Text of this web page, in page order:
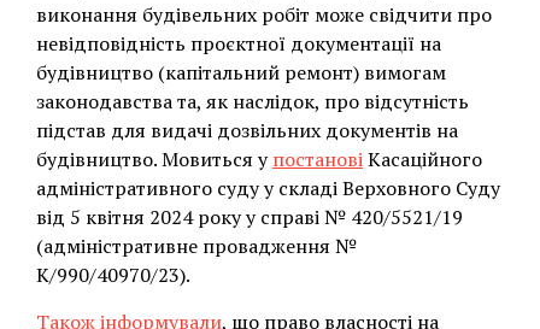
виконання будівельних робіт може свідчити про
невідповідність проєктної документації на
будівництво (капітальний ремонт) вимогам
законодавства та, як наслідок, про відсутність
підстав для видачі дозвільних документів на
будівництво. Мовиться упостановіКасаційного
адміністративного суду у складі Верховного Суду
від 5 квітня 2024 року у справі № 420/5521/19
(адміністративне провадження №
К/990/40970/23).
Також інформували, що право власності на